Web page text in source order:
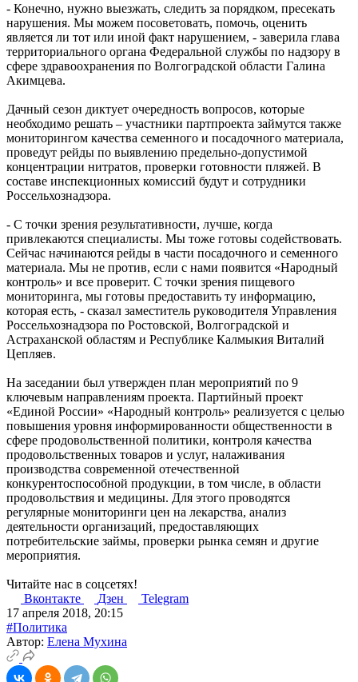
- Конечно, нужно выезжать, следить за порядком, пресекать
нарушения. Мы можем посоветовать, помочь, оценить
является ли тот или иной факт нарушением, - заверила глава
территориального органа Федеральной службы по надзору в
сфере здравоохранения по Волгоградской области Галина
Акимцева.
Дачный сезон диктует очередность вопросов, которые
необходимо решать – участники партпроекта займутся также
мониторингом качества семенного и посадочного материала,
проведут рейды по выявлению предельно-допустимой
концентрации нитратов, проверки готовности пляжей. В
составе инспекционных комиссий будут и сотрудники
Россельхознадзора.
- С точки зрения результативности, лучше, когда
привлекаются специалисты. Мы тоже готовы содействовать.
Сейчас начинаются рейды в части посадочного и семенного
материала. Мы не против, если с нами появится «Народный
контроль» и все проверит. С точки зрения пищевого
мониторинга, мы готовы предоставить ту информацию,
которая есть, - сказал заместитель руководителя Управления
Россельхознадзора по Ростовской, Волгоградской и
Астраханской областям и Республике Калмыкия Виталий
Цепляев.
На заседании был утвержден план мероприятий по 9
ключевым направлениям проекта. Партийный проект
«Единой России» «Народный контроль» реализуется с целью
повышения уровня информированности общественности в
сфере продовольственной политики, контроля качества
продовольственных товаров и услуг, налаживания
производства современной отечественной
конкурентоспособной продукции, в том числе, в области
продовольствия и медицины. Для этого проводятся
регулярные мониторинги цен на лекарства, анализ
деятельности организаций, предоставляющих
потребительские займы, проверки рынка семян и другие
мероприятия.
Читайте нас в соцсетях!
Вконтакте
Дзен
Telegram
17 апреля 2018, 20:15
#Политика
Автор: Елена Мухина